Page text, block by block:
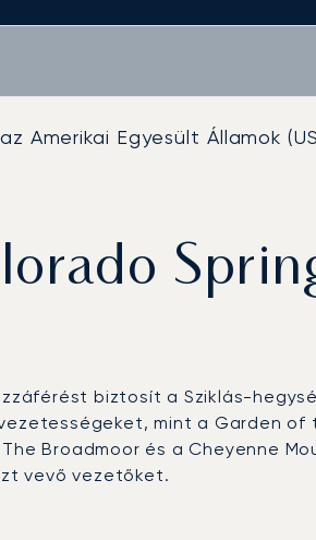
az Amerikai Egyesült Államok
biztosít a Sziklás-
mint a Garden of
Broadmoor és a Cheyenne
vevő vezetőket.
ahol VIP-várók és privát